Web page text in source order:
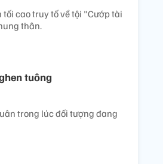
cao truy tố về tội "Cướp tài
thân.
tuông
trong lúc đối tượng đang